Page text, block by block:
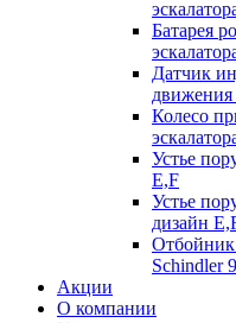
Батарея
Датчик
движения
Колесо
Устье
E,F
Устье
дизайн
Отбойник
Schindler
Акции
О компании